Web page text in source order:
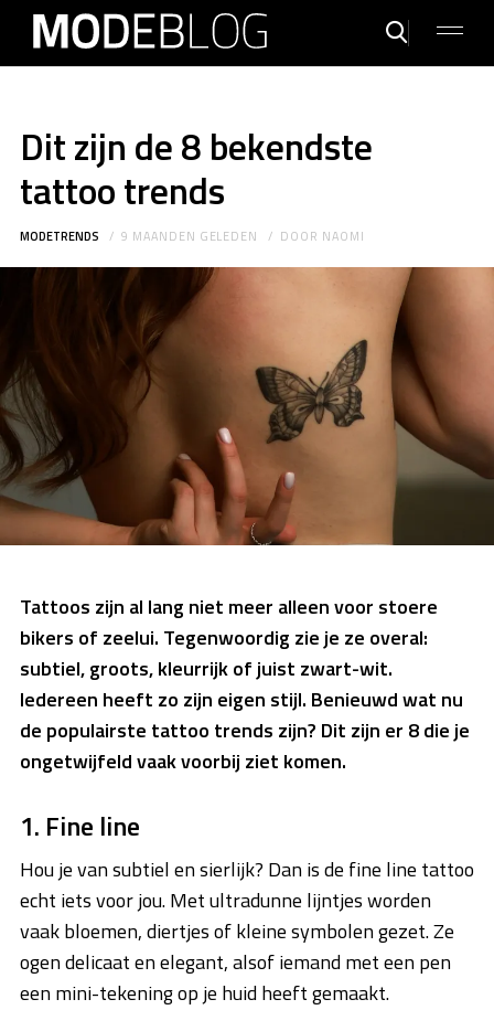
Dit zijn de 8 bekendste
tattoo trends
MODETRENDS 9 MAANDEN GELEDEN DOOR NAOMI
Tattoos zijn al lang niet meer alleen voor stoere
bikers of zeelui. Tegenwoordig zie je ze overal:
subtiel, groots, kleurrijk of juist zwart-wit.
Iedereen heeft zo zijn eigen stijl. Benieuwd wat nu
de populairste tattoo trends zijn? Dit zijn er 8 die je
ongetwijfeld vaak voorbij ziet komen.
1. Fine line
Hou je van subtiel en sierlijk? Dan is de fine line tattoo
echt iets voor jou. Met ultradunne lijntjes worden
vaak bloemen, diertjes of kleine symbolen gezet. Ze
ogen delicaat en elegant, alsof iemand met een pen
een mini-tekening op je huid heeft gemaakt.